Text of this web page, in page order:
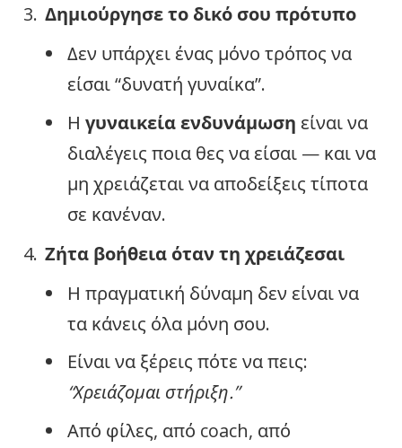
Δημιούργησε το δικό σου πρότυπο
Δεν υπάρχει ένας μόνο τρόπος να
είσαι “δυνατή γυναίκα”.
Η γυναικεία ενδυνάμωση είναι να
διαλέγεις ποια θες να είσαι — και να
μη χρειάζεται να αποδείξεις τίποτα
σε κανέναν.
Ζήτα βοήθεια όταν τη χρειάζεσαι
Η πραγματική δύναμη δεν είναι να
τα κάνεις όλα μόνη σου.
Είναι να ξέρεις πότε να πεις:
“Χρειάζομαι στήριξη.”
Από φίλες, από coach, από